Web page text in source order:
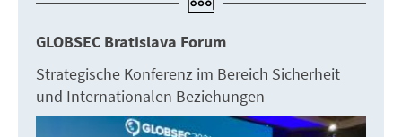
GLOBSEC Bratislava Forum
Strategische Konferenz im Bereich Sicherheit
und Internationalen Beziehungen